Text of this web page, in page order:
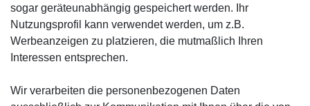
sogar geräteunabhängig gespeichert werden. Ihr
Nutzungsprofil kann verwendet werden, um z.B.
Werbeanzeigen zu platzieren, die mutmaßlich Ihren
Interessen entsprechen.
Wir verarbeiten die personenbezogenen Daten